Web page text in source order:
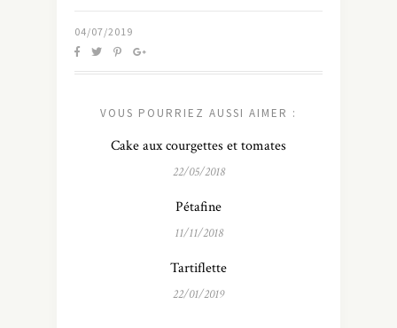
04/07/2019
VOUS POURRIEZ AUSSI AIMER :
Cake aux courgettes et tomates
22/05/2018
Pétafine
11/11/2018
Tartiflette
22/01/2019